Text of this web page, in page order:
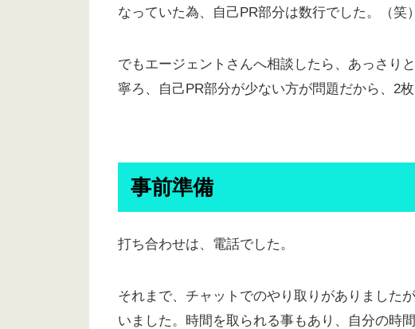
なっていた為、自己PR部分は数行でした。（笑）
でもエージェントさんへ相談したら、あっさりと
寧ろ、自己PR部分が少ない方が問題だから、2
事前準備
打ち合わせは、電話でした。
それまで、チャットでのやり取りがありました
いました。時間を取られる事もあり、自分の時